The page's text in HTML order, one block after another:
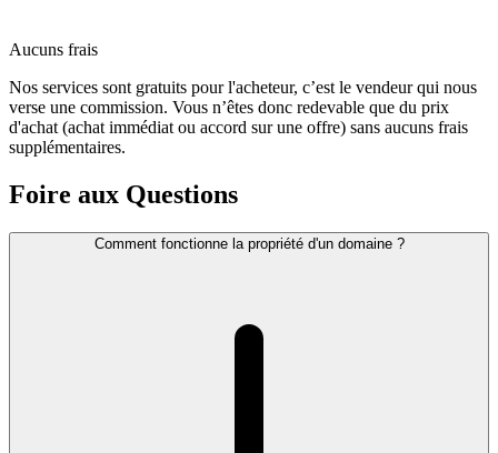
Aucuns frais
Nos services sont gratuits pour l'acheteur, c’est le vendeur qui nous
verse une commission. Vous n’êtes donc redevable que du prix
d'achat (achat immédiat ou accord sur une offre) sans aucuns frais
supplémentaires.
Foire aux Questions
Comment fonctionne la propriété d'un domaine ?